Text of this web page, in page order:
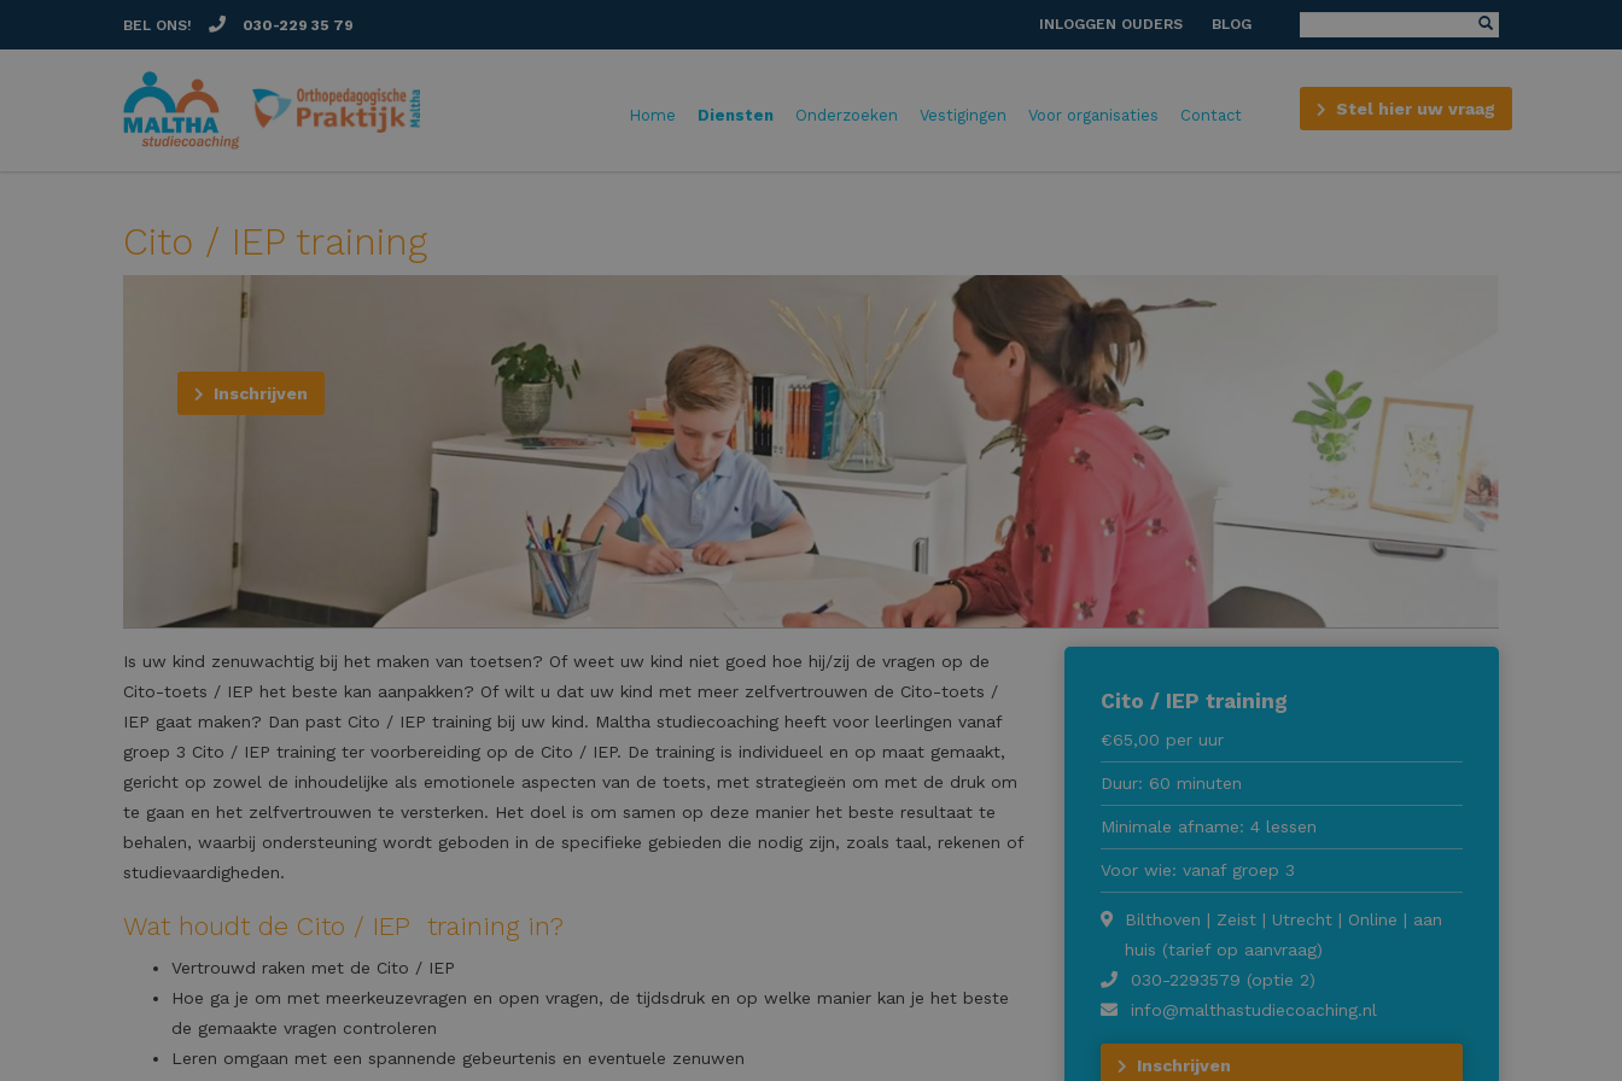
BEL ONS! 030-229 35 79 INLOGGEN OUDERS BLOG
Home Diensten Onderzoeken Vestigingen Voor organisaties Contact Stel hier uw vraag
Cito / IEP training
Inschrijven
Is uw kind zenuwachtig bij het maken van toetsen? Of weet uw kind niet goed hoe hij/zij de vragen op de
Cito-toets / IEP het beste kan aanpakken? Of wilt u dat uw kind met meer zelfvertrouwen de Cito-toets /
IEP gaat maken? Dan past Cito / IEP training bij uw kind. Maltha studiecoaching heeft voor leerlingen vanaf
groep 3 Cito / IEP training ter voorbereiding op de Cito / IEP. De training is individueel en op maat gemaakt,
gericht op zowel de inhoudelijke als emotionele aspecten van de toets, met strategieën om met de druk om
te gaan en het zelfvertrouwen te versterken. Het doel is om samen op deze manier het beste resultaat te
behalen, waarbij ondersteuning wordt geboden in de specifieke gebieden die nodig zijn, zoals taal, rekenen of
studievaardigheden.
Wat houdt de Cito / IEP training in?
Vertrouwd raken met de Cito / IEP
Hoe ga je om met meerkeuzevragen en open vragen, de tijdsdruk en op welke manier kan je het beste
de gemaakte vragen controleren
Leren omgaan met een spannende gebeurtenis en eventuele zenuwen
Cito / IEP training
€65,00 per uur
Duur: 60 minuten
Minimale afname: 4 lessen
Voor wie: vanaf groep 3
Bilthoven | Zeist | Utrecht | Online | aan
huis (tarief op aanvraag)
030-2293579 (optie 2)
info@malthastudiecoaching.nl
Inschrijven